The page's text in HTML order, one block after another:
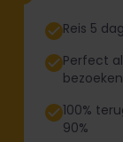
Reis 5
Perfect
bezoeken
100%
90%